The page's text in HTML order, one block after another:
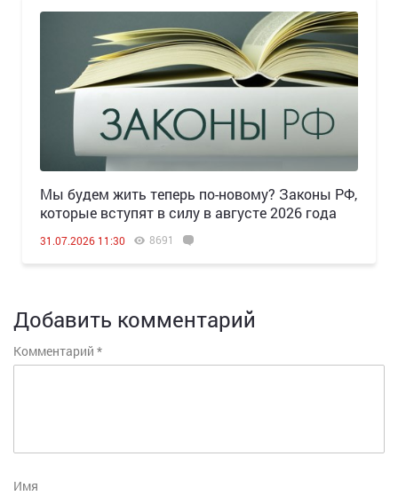
Мы будем жить теперь по-новому? Законы РФ,
которые вступят в силу в августе 2026 года
31.07.2026 11:30 8691
Добавить комментарий
Комментарий *
Имя